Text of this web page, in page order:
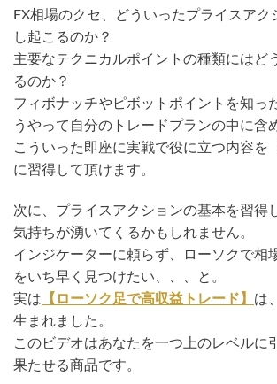
FX相場のクセ、どういったプライスアク
し起こるのか？
主要なテクニカルポイントの種類にはど
るのか？
フィボナッチやピボットポイントを知っ
うやって自分のトレードプランの中に含
こういった即座に実戦で役に立つ内容を
に習得して頂けます。
次に、プライスアクションの基本を習得
気持ちが湧いてくるかもしれません。
インジケーターに頼らず、ローソクで相
をいち早く見つけたい、、、と。
実は 【ローソク足で高収益トレード】 は
生まれました。
このビデオはあなたを一つ上のレベルに
果たせる商品です。